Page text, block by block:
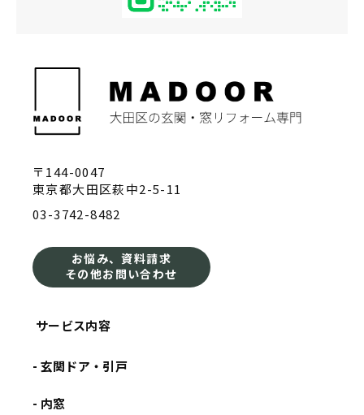
〒144-0047
東京都大田区萩中2-5-11
03-3742-8482
お悩み、資料請求
その他お問い合わせ
サービス内容
- 玄関ドア・引戸
- 内窓